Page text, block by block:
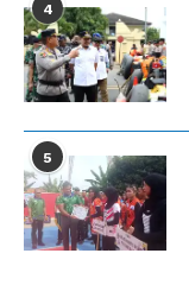
4
5